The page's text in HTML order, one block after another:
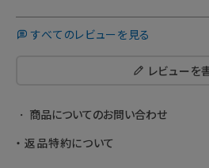
すべてのレビューを見る
レビューを
商品についてのお問い合わせ
返品特約について